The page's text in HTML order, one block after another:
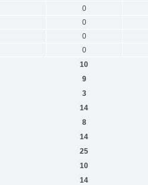
0
0
0
0
10
9
3
14
8
14
25
10
14